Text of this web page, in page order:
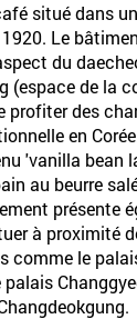
situé dans
Le
du
(espace de la
profiter des
en
'vanilla bean
au beurre
présente
à proximité
comme le
palais